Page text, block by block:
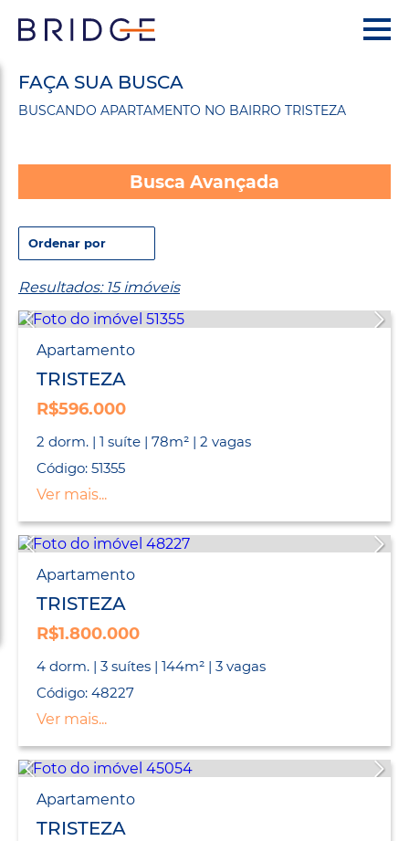
FAÇA SUA BUSCA
BUSCANDO APARTAMENTO NO BAIRRO TRISTEZA
Busca Avançada
Resultados: 15 imóveis
Apartamento
TRISTEZA
R$596.000
2 dorm. | 1 suíte | 78m² | 2 vagas
Código: 51355
Ver mais...
Apartamento
TRISTEZA
R$1.800.000
4 dorm. | 3 suítes | 144m² | 3 vagas
Código: 48227
Ver mais...
Apartamento
TRISTEZA